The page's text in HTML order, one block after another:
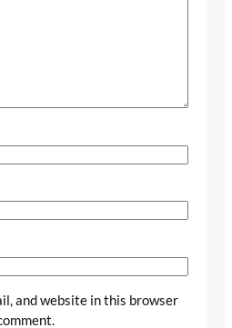
and website in this browser